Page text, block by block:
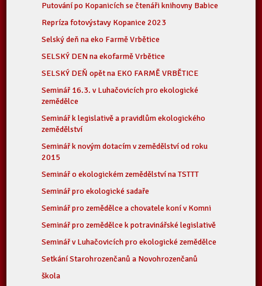
Putování po Kopanicích se čtenáři knihovny Babice
Repríza fotovýstavy Kopanice 2023
Selský deň na eko Farmě Vrbětice
SELSKÝ DEN na ekofarmě Vrbětice
SELSKÝ DEŇ opět na EKO FARMĚ VRBĚTICE
Seminář 16.3. v Luhačovicích pro ekologické
zemědělce
Seminář k legislativě a pravidlům ekologického
zemědělství
Seminář k novým dotacím v zemědělství od roku
2015
Seminář o ekologickém zemědělství na TSTTT
Seminář pro ekologické sadaře
Seminář pro zemědělce a chovatele koní v Komni
Seminář pro zemědělce k potravinářské legislativě
Seminář v Luhačovicích pro ekologické zemědělce
Setkání Starohrozenčanů a Novohrozenčanů
škola